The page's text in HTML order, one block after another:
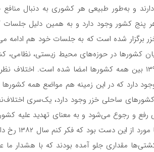
و به‌طور طبیعی هر کشوری به دنبال
پنج کشور وجود دارد و به همین دلیل جلسات
برگزار شده است که به جلسات خود هم ادامه
که میان کشورها در حوزه‌های محیط زیستی،
شده و حتی سند آن در سال ۱۳۹۷ بین همه کشورها امضا شده
دارد که در این زمینه هم مواضع همه
ساحلی خزر وجود دارد، یک‌سری
رفع و رجوع می‌شود و به معنای تهدید علیه
به اقدام
مقداری جلو آمده ‌بودند که با هشدار